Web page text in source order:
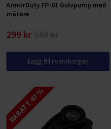
ArmorDuty FP-01 Golvpump med
mätare
299 kr 549 kr
Lägg till i varukorgen
RABATT 47 %